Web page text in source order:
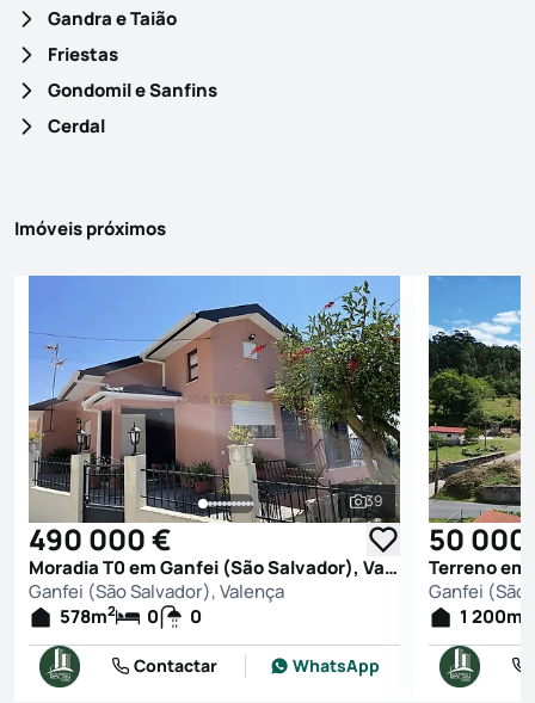
Gandra e Taião
Friestas
Gondomil e Sanfins
Cerdal
Imóveis próximos
Ver todas as
39
490 000 €
Moradia T0 em Ganfei (São Salvador), Valença
Ganfei (São Salvador), Valença
578m2 0 0
Contactar WhatsApp
50 000
Ganfei (São
1 200m